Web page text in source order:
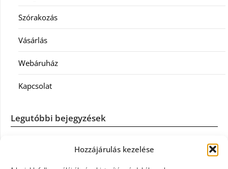
Hozzájárulás kezelése
Szórakozás
Vásárlás
Webáruház
Kapcsolat
Legutóbbi bejegyzések
Casco szélvédőcsere: mikor éri meg a biztosítást igénybe